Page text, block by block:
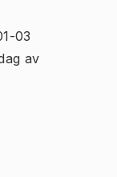
03
av